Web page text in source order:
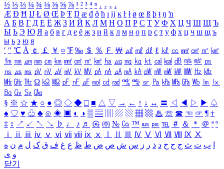
½ ⅓ ⅔ ¼ ¾ ⅛ ⅜ ⅝ ⅞ ¹ ² ³ ⁴ ⁿ ₁ ₂ ₃ ₄
Æ Ð Ħ Ĳ Ł Ø Œ Þ Ŧ Ŋ æ đ ð ħ ı ĳ ĸ ŀ ł ø œ ß þ ŧ ŋ ŉ
А Б В Г Д Е Ё Ж З И Й К Л М Н О П Р С Т У Ф Х Ц Ч Ш Щ Ъ
Ы Ь Э Ю Я а б в г д е ё ж з и й к л м н о п р с т у ф х ц ч ш щ ъ
ы ь э ю я
′ ″ ℃ Å ￠ ￡ ￥ ¤ ℉ ‰ ＄ ％ Ｆ ￦ ㎕ ㎖ ㎗ ℓ ㎘ ㏄ ㎣ ㎤ ㎥ ㎦
㎙ ㎚ ㎛ ㎜ ㎝ ㎞ ㎟ ㎠ ㎡ ㎢ ㏊ ㎍ ㎎ ㎏ ㏏ ㎈ ㎉ ㏈ ㎧ ㎨ ㎰
㎱ ㎲ ㎳ ㎴ ㎵ ㎶ ㎷ ㎸ ㎹ ㎀ ㎁ ㎂ ㎃ ㎄ ㎺ ㎻ ㎽ ㎾ ㎿ ㎐ ㎑
㎒ ㎓ ㎔ Ω ㏀ ㏁ ㎊ ㎋ ㎌ ㏖ ㏅ ㎭ ㎮ ㎯ ㏛ ㎩ ㎪ ㎫ ㎬ ㏝ ㏐
㏓
㏃ ㏉ ㏜ ㏆
§ ※ ☆ ★ ○ ● ◎ ◇ ◆ □ ■ △ ▽ → ← ↑ ↓ ↔ 〓 ◁ ◀ ▷ ▶ ♤
♠ ♡ ♥ ♧ ♣ ⊙ ◈ ▣ ◐ ◑ ▒ ▤ ▨ ▧ ▦ ▩ ♨ ☏ ☎ ☜ ☞ ¶ †
‡ ↕ ↗ ↙ ↖ ↘ ♭ ♩ ♪ ♬ ㉿ ㈜ № ㏇ ™ ㏂ ㏘ ℡ ＃ ＆ ＊ ＠ ª º
ⅰ
ⅱ ⅲ ⅳ ⅴ ⅵ ⅶ ⅷ ⅸ ⅹ Ⅳ Ⅴ Ⅵ Ⅶ Ⅷ Ⅸ Ⅹ
ب ت ث ج ح خ د ذ ر ز س ش ص ض ط ظ ع غ ف ق ک ل م ن ه
و ی
닫기